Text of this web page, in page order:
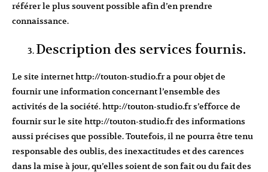
référer le plus souvent possible afin d’en prendre
connaissance.
Description des services fournis.
Le site internethttp://touton-studio.fra pour objet de
fournir une information concernant l’ensemble des
activités de la société.http://touton-studio.frs’efforce de
fournir sur le site http://touton-studio.frdes informations
aussi précises que possible. Toutefois, il ne pourra être tenu
responsable des oublis, des inexactitudes et des carences
dans la mise à jour, qu’elles soient de son fait ou du fait des